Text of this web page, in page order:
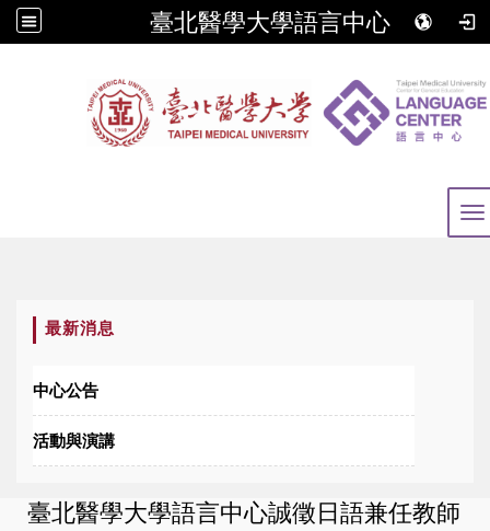
臺北醫學大學語言中心
最新消息
中心公告
活動與演講
臺北醫學大學語言中心誠徵日語兼任教師